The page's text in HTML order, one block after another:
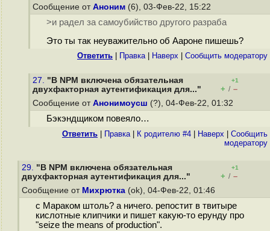
Сообщение от Аноним (6), 03-Фев-22, 15:22
>и радел за самоубийство другого разраба
Это ты так неуважительно об Аароне пишешь?
Ответить Правка| Наверх Cообщить модератору
27. "В NPM включена обязательная
двухфакторная аутентификация для..."
+1
+ / –
Сообщение от Анонимоусш (?), 04-Фев-22, 01:32
Бэкэндщиком повеяло…
Ответить Правка| К родителю #4 Наверх
Cообщить
модератору
29. "В NPM включена обязательная
двухфакторная аутентификация для..."
+1
+ / –
Сообщение от Михрютка (ok), 04-Фев-22, 01:46
с Мараком штоль? а ничего. репостит в твитыре
кислотные клипчики и пишет какую-то ерунду про
"seize the means of production".